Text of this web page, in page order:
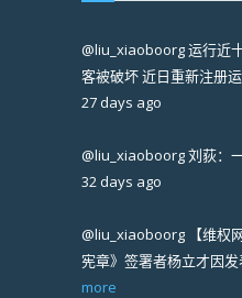
@liu_xiaoboorg运行近
客被破坏 近日重新注册
27 days ago
@liu_xiaoboorg刘荻：
32 days ago
@liu_xiaoboorg 【维权
宪章》签署者杨立才因
more